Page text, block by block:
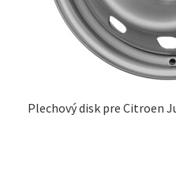
Plechový disk pre Citroen